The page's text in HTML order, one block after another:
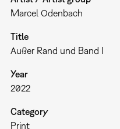
Marcel Odenbach
Title
Außer Rand und Band I
Year
2022
Category
Print